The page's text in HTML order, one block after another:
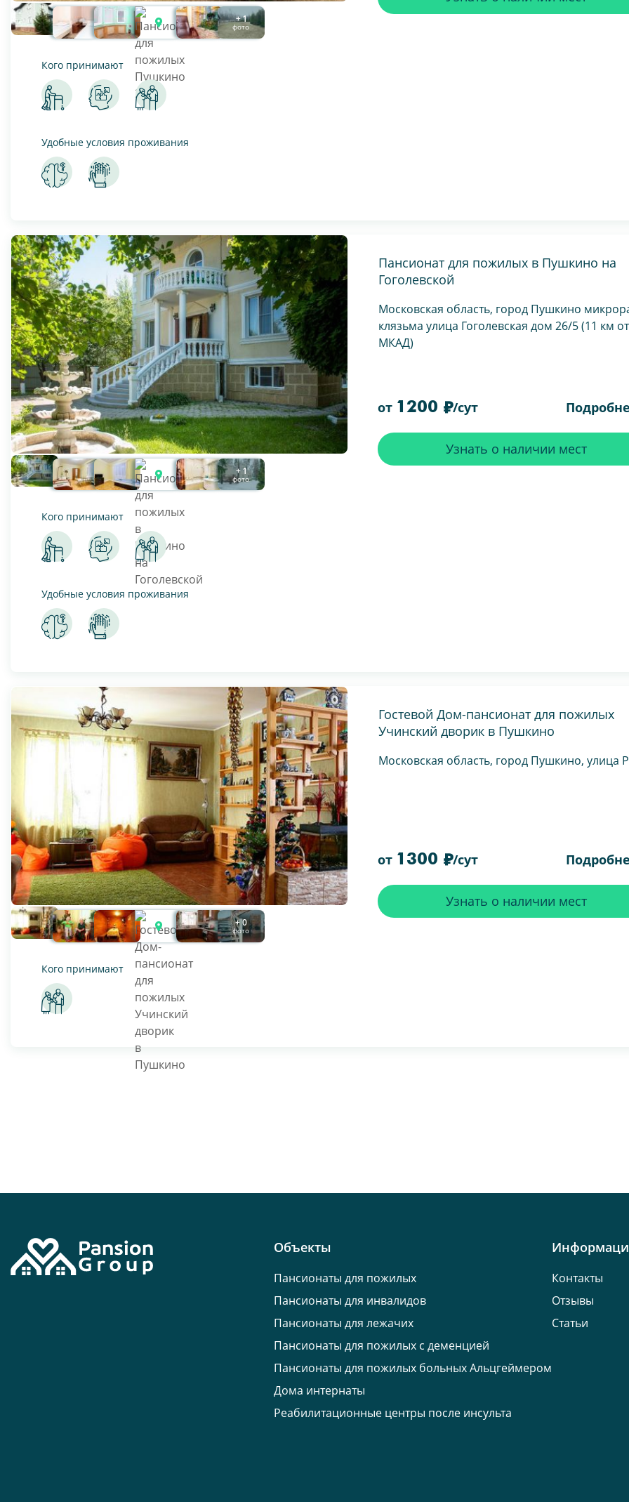
+ 1
фото
Кого принимают
Удобные условия проживания
+ 1
фото
Пансионат для пожилых в Пушкино на
Гоголевской
Московская область, город Пушкино
клязьма улица Гоголевская дом 26/5 (11 км от
МКАД)
от 1200 /сут
Узнать о наличии мест
Кого принимают
Удобные условия проживания
+ 0
фото
Гостевой Дом-пансионат для пожилых
Учинский дворик в Пушкино
Московская область, город Пушкино, улица
от 1300 /сут
Узнать о наличии мест
Кого принимают
Объекты
Пансионаты для пожилых
Пансионаты для инвалидов
Пансионаты для лежачих
Пансионаты для пожилых с деменцией
Пансионаты для пожилых больных Альцгеймером
Дома интернаты
Реабилитационные центры после инсульта
Контакты
Отзывы
Статьи